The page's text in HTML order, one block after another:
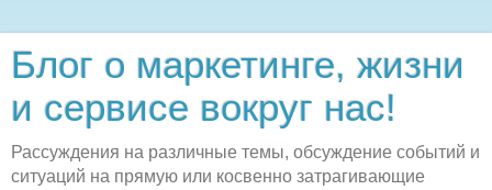
Блог о маркетинге, жизни
и сервисе вокруг нас!
Рассуждения на различные темы, обсуждение событий и
ситуаций на прямую или косвенно затрагивающие